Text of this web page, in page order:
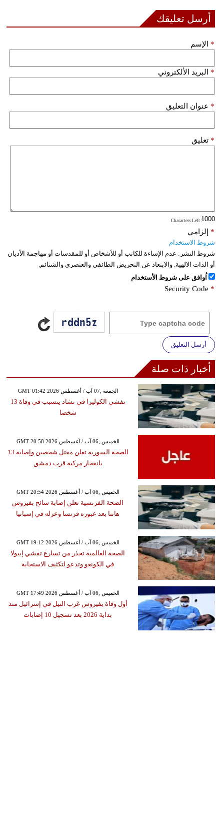
أرسل تعليقك
الإسم *
البريد الألكتروني *
عنوان التعليق *
تعليق *
: Characters Left
إلزامي *
شروط الاستخدام
شروط النشر: عدم الإساءة للكاتب أو للأشخاص أو للمقدسات أو مهاجمة الأديان
أو الذات الالهية. والابتعاد عن التحريض الطائفي والعنصري والشتائم.
اُوافق على شروط الأستخدام
Security Code *
أرسل التعليق
أخبار ذات صلة
GMT 01:42 2026 الجمعة ,07 آب / أغسطس
تفشي الكوليرا في تشاد يتسبب في وفاة 13
شخصا
GMT 20:58 2026 الخميس ,06 آب / أغسطس
الصحة السورية تعلن مقتل شخصين وإصابة 13
بانفجار مركبة قرب دمشق
GMT 20:54 2026 الخميس ,06 آب / أغسطس
الصحة الفرنسية تعلن إصابة سائح بفيروس
هانتا بعد عبوره فرنسا وعزله في إسبانيا
GMT 19:12 2026 الخميس ,06 آب / أغسطس
الصحة العالمية تحذر من تسارع تفشي إيبولا
في الكونغو وتدعو لتكثيف الاستجابة
GMT 17:49 2026 الخميس ,06 آب / أغسطس
أول وفاة بفيروس غرب النيل في إسرائيل منذ
بداية 2026 بعد تسجيل 10 إصابات